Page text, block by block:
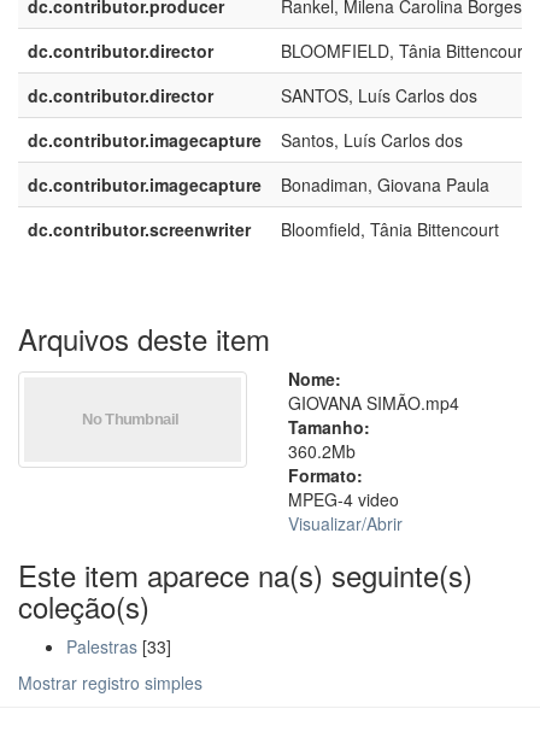
dc.contributor.producer
Rankel, Milena Carolina Borges
dc.contributor.director
BLOOMFIELD, Tânia Bittencourt
dc.contributor.director
SANTOS, Luís Carlos dos
dc.contributor.imagecapture
Santos, Luís Carlos dos
dc.contributor.imagecapture
Bonadiman, Giovana Paula
dc.contributor.screenwriter
Bloomfield, Tânia Bittencourt
Arquivos deste item
Nome:
GIOVANA SIMÃO.mp4
Tamanho:
360.2Mb
Formato:
MPEG-4 video
Visualizar/Abrir
Este item aparece na(s) seguinte(s)
coleção(s)
Palestras [33]
Mostrar registro simples